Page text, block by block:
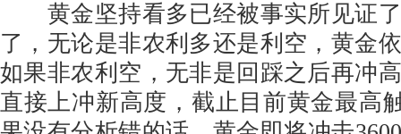
黄金坚持看多已经被事实所见证了
了，无论是非农利多还是利空，黄金
如果非农利空，无非是回踩之后再冲
直接上冲新高度，截止目前黄金最高